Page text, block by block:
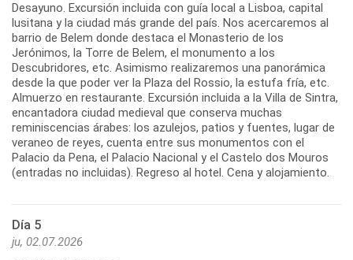
Desayuno. Excursión incluida con guía local a Lisboa, capital
lusitana y la ciudad más grande del país. Nos acercaremos al
barrio de Belem donde destaca el Monasterio de los
Jerónimos, la Torre de Belem, el monumento a los
Descubridores, etc. Asimismo realizaremos una panorámica
desde la que poder ver la Plaza del Rossio, la estufa fría, etc.
Almuerzo en restaurante. Excursión incluida a la Villa de Sintra,
encantadora ciudad medieval que conserva muchas
reminiscencias árabes: los azulejos, patios y fuentes, lugar de
veraneo de reyes, cuenta entre sus monumentos con el
Palacio da Pena, el Palacio Nacional y el Castelo dos Mouros
(entradas no incluidas). Regreso al hotel. Cena y alojamiento.
Día 5
ju, 02.07.2026